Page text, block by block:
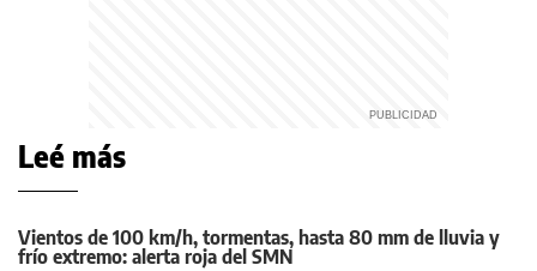
Leé más
Vientos de 100 km/h, tormentas, hasta 80 mm de lluvia y
frío extremo: alerta roja del SMN